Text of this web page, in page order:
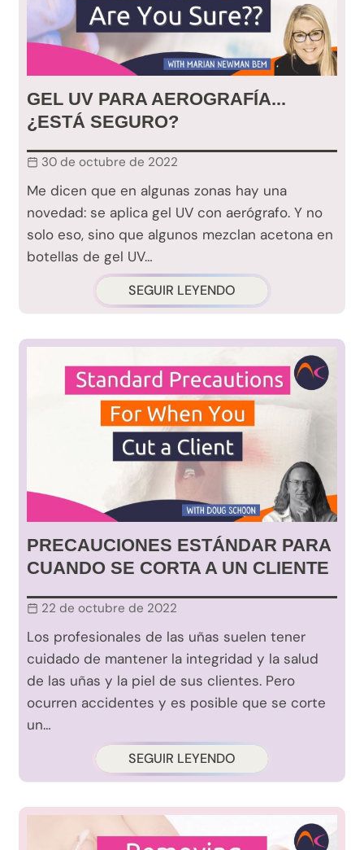
GEL UV PARA AEROGRAFÍA...
¿ESTÁ SEGURO?
30 de octubre de 2022
Me dicen que en algunas zonas hay una
novedad: se aplica gel UV con aerógrafo. Y no
solo eso, sino que algunos mezclan acetona en
botellas de gel UV…
SEGUIR LEYENDO
PRECAUCIONES ESTÁNDAR PARA
CUANDO SE CORTA A UN CLIENTE
22 de octubre de 2022
Los profesionales de las uñas suelen tener
cuidado de mantener la integridad y la salud
de las uñas y la piel de sus clientes. Pero
ocurren accidentes y es posible que se corte
un…
SEGUIR LEYENDO